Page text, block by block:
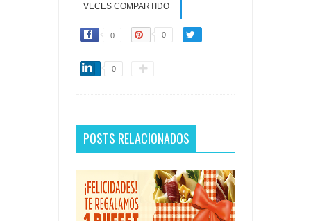
VECES COMPARTIDO
0 0
0
POSTS RELACIONADOS